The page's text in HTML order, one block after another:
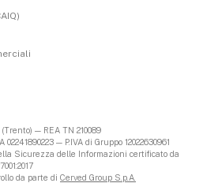
— REA TN 210089
— P.IVA di Gruppo 12022630961
Sicurezza delle Informazioni certificato da
da parte di Cerved Group S.p.A.